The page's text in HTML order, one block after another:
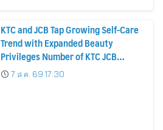
KTC and JCB Tap Growing Self-Care
Trend with Expanded Beauty
Privileges Number of KTC JCB
Cardmembers Spending on
Cosmetics Rises 26%
7 ส.ค. 69 17:30